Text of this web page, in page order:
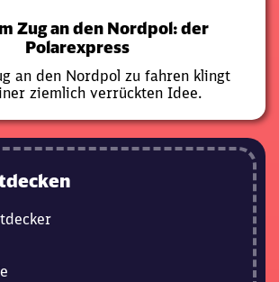
Zug an den Nordpol: der
Polarexpress
an den Nordpol zu fahren klingt
ziemlich verrückten Idee.